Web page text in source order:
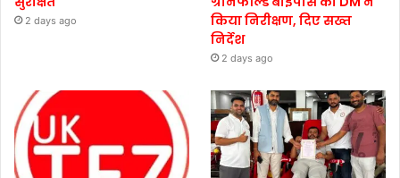
2 days ago
किया निरीक्षण, दिए सख्त
निर्देश
2 days ago